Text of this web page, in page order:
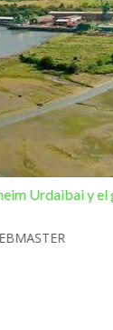
Urdaibai y el